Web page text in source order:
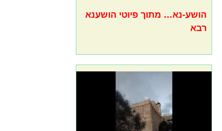
הושע-נא… מתוך פיוטי הושענא
רבא